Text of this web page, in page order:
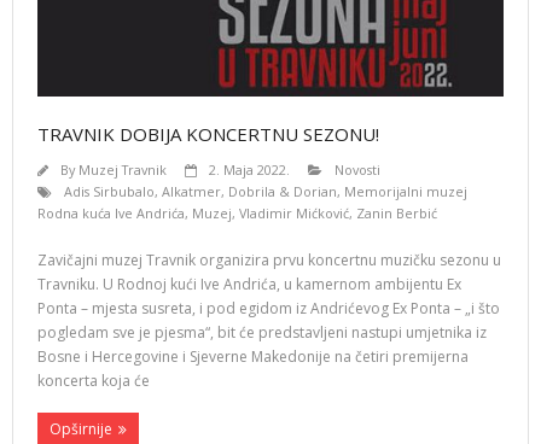
TRAVNIK DOBIJA KONCERTNU SEZONU!
By Muzej Travnik 2. Maja 2022.
Novosti
Adis Sirbubalo, Alkatmer, Dobrila & Dorian, Memorijalni muzej
Rodna kuća Ive Andrića, Muzej, Vladimir Mićković, Zanin Berbić
Zavičajni muzej Travnik organizira prvu koncertnu muzičku sezonu u
Travniku. U Rodnoj kući Ive Andrića, u kamernom ambijentu Ex
Ponta – mjesta susreta, i pod egidom iz Andrićevog Ex Ponta – „i što
pogledam sve je pjesma“, bit će predstavljeni nastupi umjetnika iz
Bosne i Hercegovine i Sjeverne Makedonije na četiri premijerna
koncerta koja će
Opširnije